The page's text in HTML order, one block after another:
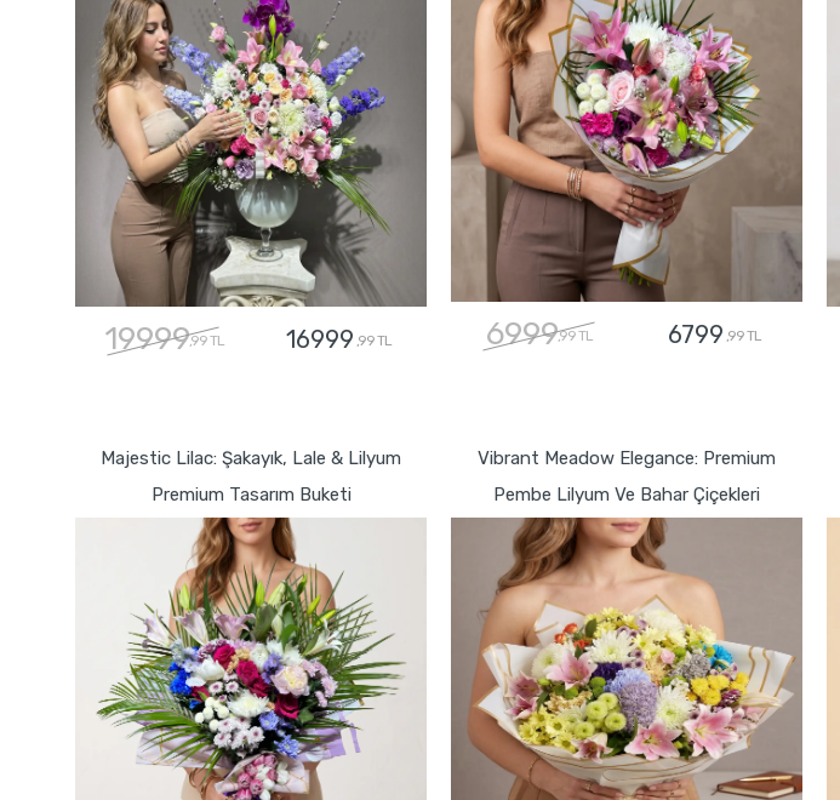
19999,99 TL 16999 ,99 TL 6999,99 TL 6799 ,99 TL
Majestic Lilac: Şakayık, Lale & Lilyum
Premium Tasarım Buketi
Vibrant Meadow Elegance: Premium
Pembe Lilyum Ve Bahar Çiçekleri